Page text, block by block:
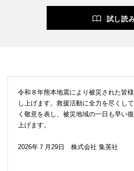
試し読
令和８年熊本地震により被災された皆
し上げます。救援活動に全力を尽くし
く敬意を表し、被災地域の一日も早い
上げます。
2026年７月29日 株式会社 集英社